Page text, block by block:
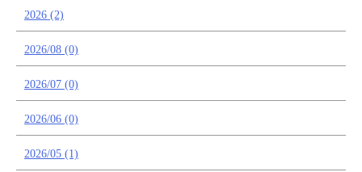
2026 (2)
2026/08 (0)
2026/07 (0)
2026/06 (0)
2026/05 (1)